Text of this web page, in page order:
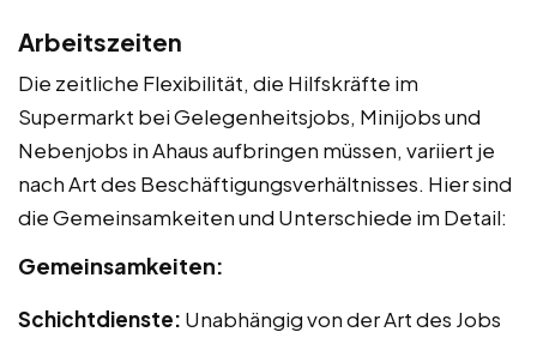
Arbeitszeiten
Die zeitliche Flexibilität, die Hilfskräfte im
Supermarkt bei Gelegenheitsjobs, Minijobs und
Nebenjobs in Ahaus aufbringen müssen, variiert je
nach Art des Beschäftigungsverhältnisses. Hier sind
die Gemeinsamkeiten und Unterschiede im Detail:
Gemeinsamkeiten:
Schichtdienste: Unabhängig von der Art des Jobs